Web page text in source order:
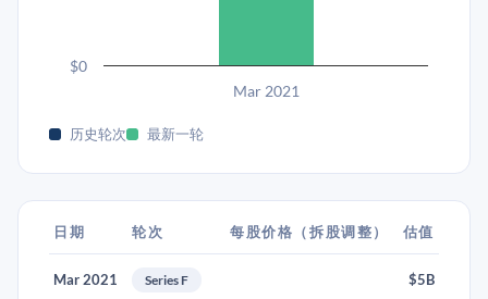
Mar 2021
$0
历史轮次 最新一轮
日期 轮次 每股价格（拆股调整） 估值
Mar 2021 Series F $5B